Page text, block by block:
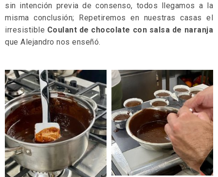
sin intención previa de consenso, todos llegamos a la
misma conclusión; Repetiremos en nuestras casas el
irresistible Coulant de chocolate con salsa de naranja
que Alejandro nos enseñó.